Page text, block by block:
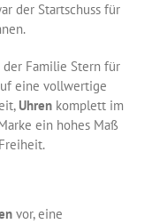
der Startschuss für
Familie Stern für
eine vollwertige
Uhrenkomplett im
ein hohes Maß
vor, eine